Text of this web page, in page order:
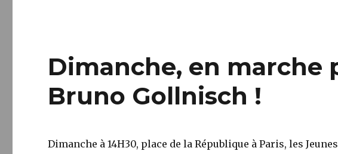
Dimanche, en marche
Bruno Gollnisch !
Dimanche à 14H30, place de la République à Paris, les